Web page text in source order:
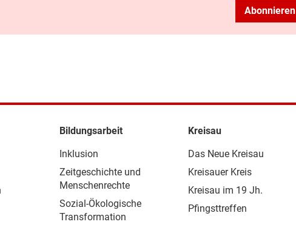
Abonnieren
Bildungsarbeit
Inklusion
Zeitgeschichte und
Menschenrechte
Sozial-Ökologische
Transformation
Kreisau
Das Neue Kreisau
Kreisauer Kreis
Kreisau im 19 Jh.
Pfingsttreffen